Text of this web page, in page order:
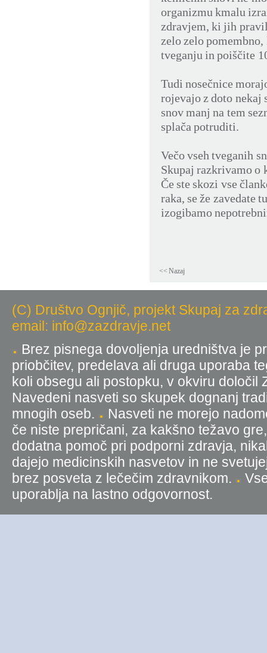
organizmu kmalu
zdravjem, ki jih
zelo zelo
tveganju in poiščite
Tudi nosečnice
rojevajo z doto nekaj
snov manj na tem
splača potruditi.
Večo vseh tveganih
Skupaj razkrivamo
Če ste skozi vse
raka, se že zavedate
izogibamo
<< Nazaj
(C) Društvo Ognjič, projekt Skupaj za
email: info@zazdravje.net
Brez pisnega dovoljenja uredništva je
priobčitev, predelava ali druga uporaba
koli obsegu ali postopku, v okviru
Navedeni nasveti so skupek dognanj
mnogih oseb.
Nasveti ne morejo
če niste prepričani, za kakšno težavo
dodatna pomoč pri podporni zdravja,
dajejo medicinskih nasvetov in ne
brez posveta z lečečim zdravnikom.
uporablja na lastno odgovornost.